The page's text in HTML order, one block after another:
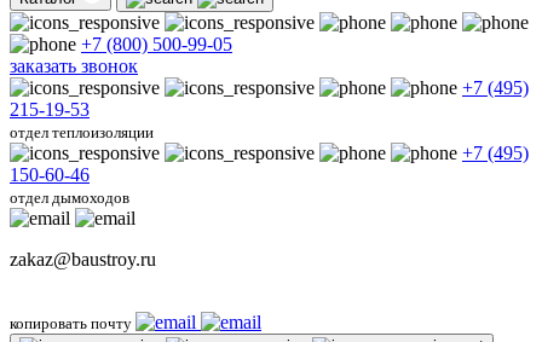
+7 (800) 500-99-05
заказать звонок
+7 (495)
215-19-53
отдел теплоизоляции
+7 (495)
150-60-46
отдел дымоходов
zakaz@baustroy.ru
копировать почту